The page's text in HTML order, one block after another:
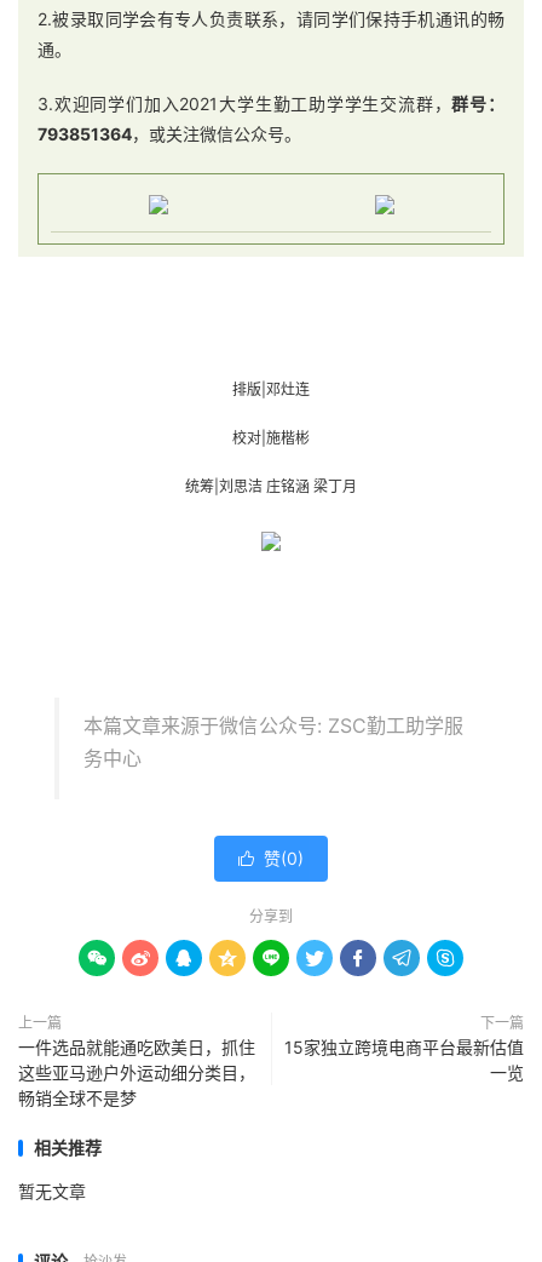
2.被录取同学会有专人负责联系，请同学们保持手机通讯的畅
通。
3.欢迎同学们加入2021大学生勤工助学学生交流群，群号：
793851364，或关注微信公众号。
排版|邓灶连
校对|施楷彬
统筹|刘思洁 庄铭涵 梁丁月
本篇文章来源于微信公众号: ZSC勤工助学服
务中心
 赞(0)
分享到
        
上一篇
一件选品就能通吃欧美日，抓住
这些亚马逊户外运动细分类目，
畅销全球不是梦
下一篇
15家独立跨境电商平台最新估值
一览
相关推荐
暂无文章